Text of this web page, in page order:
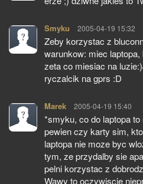
Smyku pisze:
2005-04-19 15:32
Zeby korzystac z
warunkow: miec
zeta co miesiac na
ryczalcik na gprs :D
Marek pisze:
2005-04-19 15:40
*smyku, co do laptopa
pewien czy karty sim,
laptopa nie moze byc
tym, ze przydalby sie
pelni korzystac z
Wawy to oczywiscie